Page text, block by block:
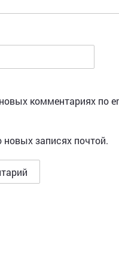
комментариях по
записях почтой.